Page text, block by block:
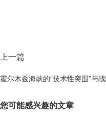
上一篇
您可能感兴趣的文章